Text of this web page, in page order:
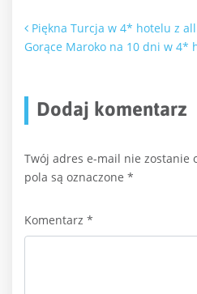
Nawigacja po
Piękna Turcja w 4* hotelu z
Gorące Maroko na 10 dni w 4*
Dodaj komentarz
Twój adres e-mail nie zostanie
pola są oznaczone *
Komentarz *